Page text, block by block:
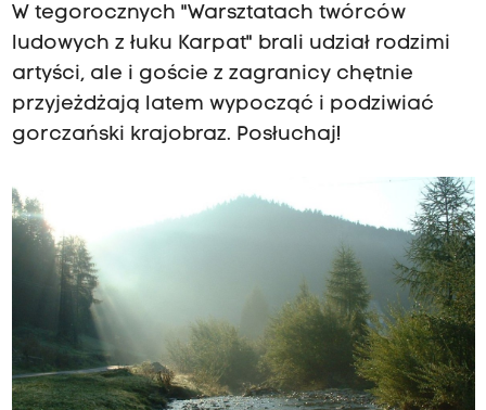
W tegorocznych "Warsztatach twórców
ludowych z łuku Karpat" brali udział rodzimi
artyści, ale i goście z zagranicy chętnie
przyjeżdżają latem wypocząć i podziwiać
gorczański krajobraz. Posłuchaj!